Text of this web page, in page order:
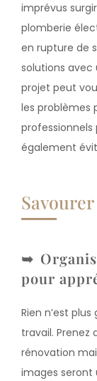
imprévus
plomberie
en rupture de
solutions avec
projet peut
les problèmes
professionnels
également
pour
Rien n’est
travail. Prenez
rénovation
images seront